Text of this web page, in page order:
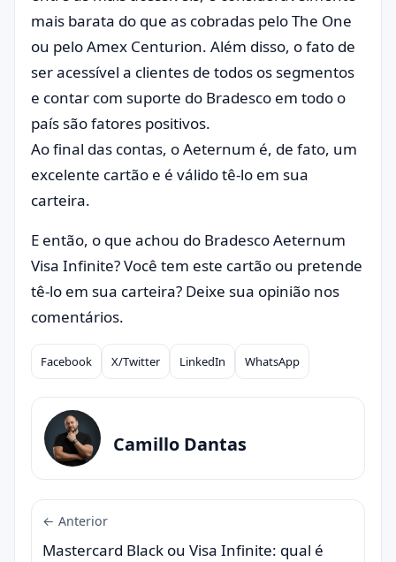
mais barata do que as cobradas pelo The One
ou pelo Amex Centurion. Além disso, o fato de
ser acessível a clientes de todos os segmentos
e contar com suporte do Bradesco em todo o
país são fatores positivos.
Ao final das contas, o Aeternum é, de fato, um
excelente cartão e é válido tê-lo em sua
carteira.
E então, o que achou do Bradesco Aeternum
Visa Infinite? Você tem este cartão ou pretende
tê-lo em sua carteira? Deixe sua opinião nos
comentários.
Compartilhar
Facebook X/Twitter LinkedIn WhatsApp
Camillo Dantas
← Anterior
Mastercard Black ou Visa Infinite: qual é